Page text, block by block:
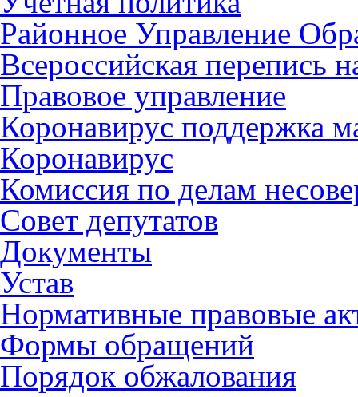
Районное Управление
Всероссийская перепись
Правовое управление
Коронавирус поддержка
Коронавирус
Комиссия по делам
Совет депутатов
Документы
Устав
Нормативные правовые
Формы обращений
Порядок обжалования